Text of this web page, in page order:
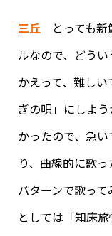
三丘 とっても新
ルなので、どう
かえって、難し
ぎの唄」にしよ
かったので、急
り、曲線的に歌
パターンで歌っ
としては「知床